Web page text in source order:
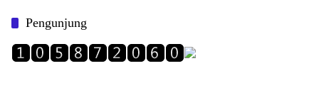
Pengunjung